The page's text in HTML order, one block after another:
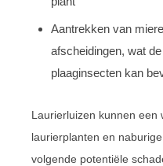
Aantrekken van
afscheidingen, wat
plaaginsecten kan
Laurierluizen kunnen een
laurierplanten en
volgende potentiële